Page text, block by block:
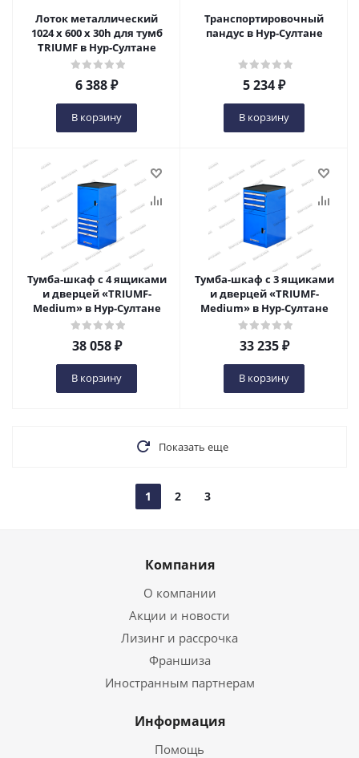
Лоток металлический
1024 х 600 х 30h для тумб
TRIUMF в Нур-Султане
6 388₽
В корзину
Транспортировочный
пандус в Нур-Султане
5 234₽
В корзину
Тумба-шкаф с 4 ящиками
и дверцей «TRIUMF-
Medium» в Нур-Султане
38 058₽
В корзину
Тумба-шкаф с 3 ящиками
и дверцей «TRIUMF-
Medium» в Нур-Султане
33 235₽
В корзину
Показать еще
1 2 3
Компания
О компании
Акции и новости
Лизинг и рассрочка
Франшиза
Иностранным партнерам
Информация
Помощь